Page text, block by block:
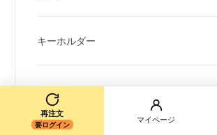
キーホルダー
バッジ
再注文
要ログイン
マイページ